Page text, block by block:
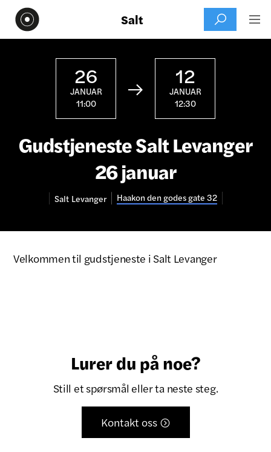
Salt  
26
JANUAR
11:00

12
JANUAR
12:30
Gudstjeneste Salt Levanger
26 januar
Salt Levanger Haakon den godes gate 32
Velkommen til gudstjeneste i Salt Levanger
Lurer du på noe?
Still et spørsmål eller ta neste steg.
Kontakt oss 